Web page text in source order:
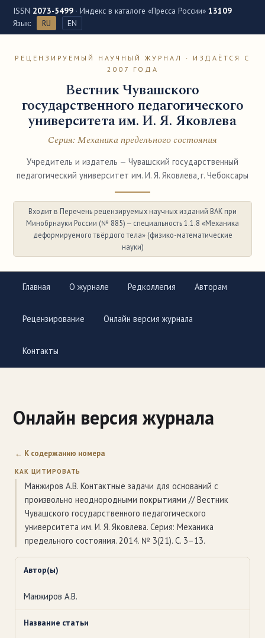
ISSN 2073-5499 · Индекс в каталоге «Пресса России» 13109
Язык:
RU EN
РЕЦЕНЗИРУЕМЫЙ НАУЧНЫЙ ЖУРНАЛ · ИЗДАЁТСЯ С
2007 ГОДА
Вестник Чувашского
государственного педагогического
университета им. И. Я. Яковлева
Серия: Механика предельного состояния
Учредитель и издатель — Чувашский государственный
педагогический университет им. И. Я. Яковлева, г. Чебоксары
Входит в Перечень рецензируемых научных изданий ВАК при
Минобрнауки России (№ 885) — специальность 1.1.8 «Механика
деформируемого твёрдого тела» (физико-математические
науки)
Главная О журнале Редколлегия Авторам
Рецензирование Онлайн версия журнала
Контакты
Онлайн версия журнала
← К содержанию номера
КАК ЦИТИРОВАТЬ
Манжиров А.В. Контактные задачи для оснований с
произвольно неоднородными покрытиями // Вестник
Чувашского государственного педагогического
университета им. И. Я. Яковлева. Серия: Механика
предельного состояния. 2014. № 3(21). С. 3–13.
Автор(ы)
Манжиров А.В.
Название статьи